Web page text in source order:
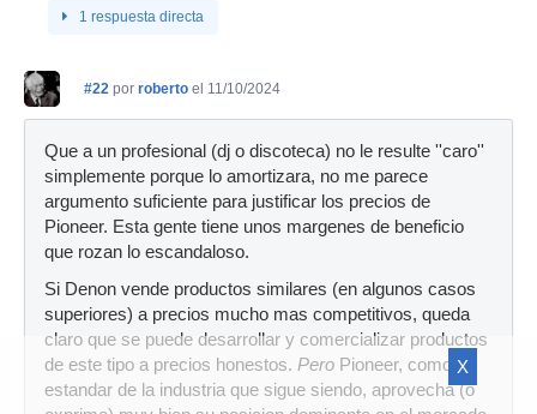
1 respuesta directa
#22 por roberto el 11/10/2024
Que a un profesional (dj o discoteca) no le resulte ''caro''
simplemente porque lo amortizara, no me parece
argumento suficiente para justificar los precios de
Pioneer. Esta gente tiene unos margenes de beneficio
que rozan lo escandaloso.
Si Denon vende productos similares (en algunos casos
superiores) a precios mucho mas competitivos, queda
claro que se puede desarrollar y comercializar productos
de este tipo a precios honestos. Pero Pioneer, como
estandar de la industria que sigue siendo, aprovecha (o
X